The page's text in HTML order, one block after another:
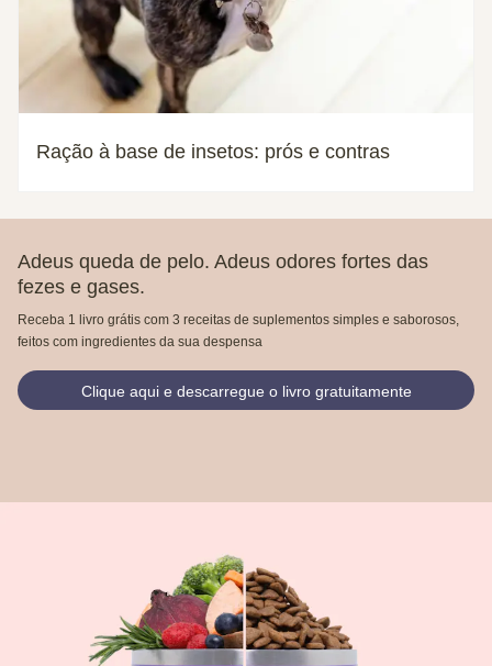
Ração à base de insetos: prós e contras
Adeus queda de pelo. Adeus odores fortes das
fezes e gases.
Receba 1 livro grátis com 3 receitas de suplementos simples e saborosos,
feitos com ingredientes da sua despensa
Clique aqui e descarregue o livro gratuitamente